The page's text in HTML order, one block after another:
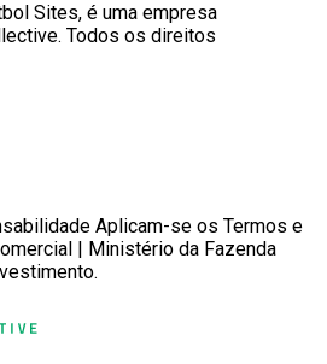
Sites, é uma empresa
Todos os direitos
Aplicam-se os Termos e
| Ministério da Fazenda